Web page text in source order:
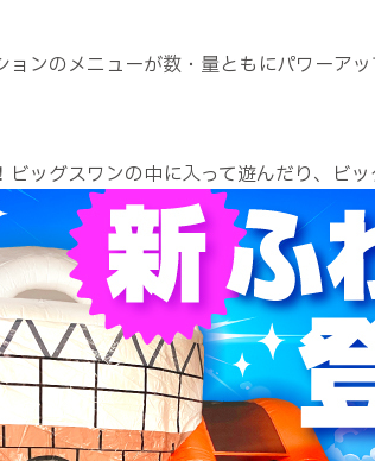
ョンのメニューが数・量ともにパワーア
ッグスワンの中に入って遊んだり、ビ